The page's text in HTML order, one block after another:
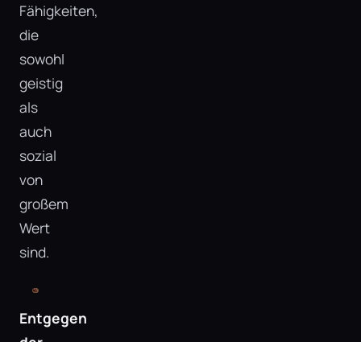
Fähigkeiten,
die
sowohl
geistig
als
auch
sozial
von
großem
Wert
sind.
Entgegen